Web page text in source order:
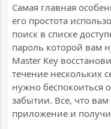
Самая главная
его простота
поиск в списке
пароль которой вам
Master Key
течение нескольких
нужно беспокоиться
забытии. Все, что
приложение и